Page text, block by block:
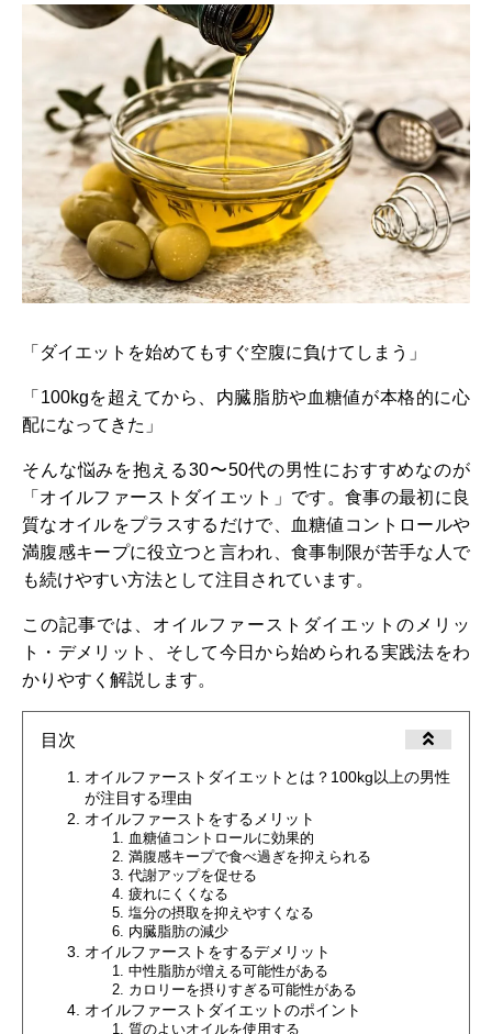
「ダイエットを始めてもすぐ空腹に負けてしまう」
「100kgを超えてから、内臓脂肪や血糖値が本格的に心
配になってきた」
そんな悩みを抱える30〜50代の男性におすすめなのが
「オイルファーストダイエット」です。食事の最初に良
質なオイルをプラスするだけで、血糖値コントロールや
満腹感キープに役立つと言われ、食事制限が苦手な人で
も続けやすい方法として注目されています。
この記事では、オイルファーストダイエットのメリッ
ト・デメリット、そして今日から始められる実践法をわ
かりやすく解説します。
目次
オイルファーストダイエットとは？100kg以上の男性
が注目する理由
オイルファーストをするメリット
血糖値コントロールに効果的
満腹感キープで食べ過ぎを抑えられる
代謝アップを促せる
疲れにくくなる
塩分の摂取を抑えやすくなる
内臓脂肪の減少
オイルファーストをするデメリット
中性脂肪が増える可能性がある
カロリーを摂りすぎる可能性がある
オイルファーストダイエットのポイント
質のよいオイルを使用する